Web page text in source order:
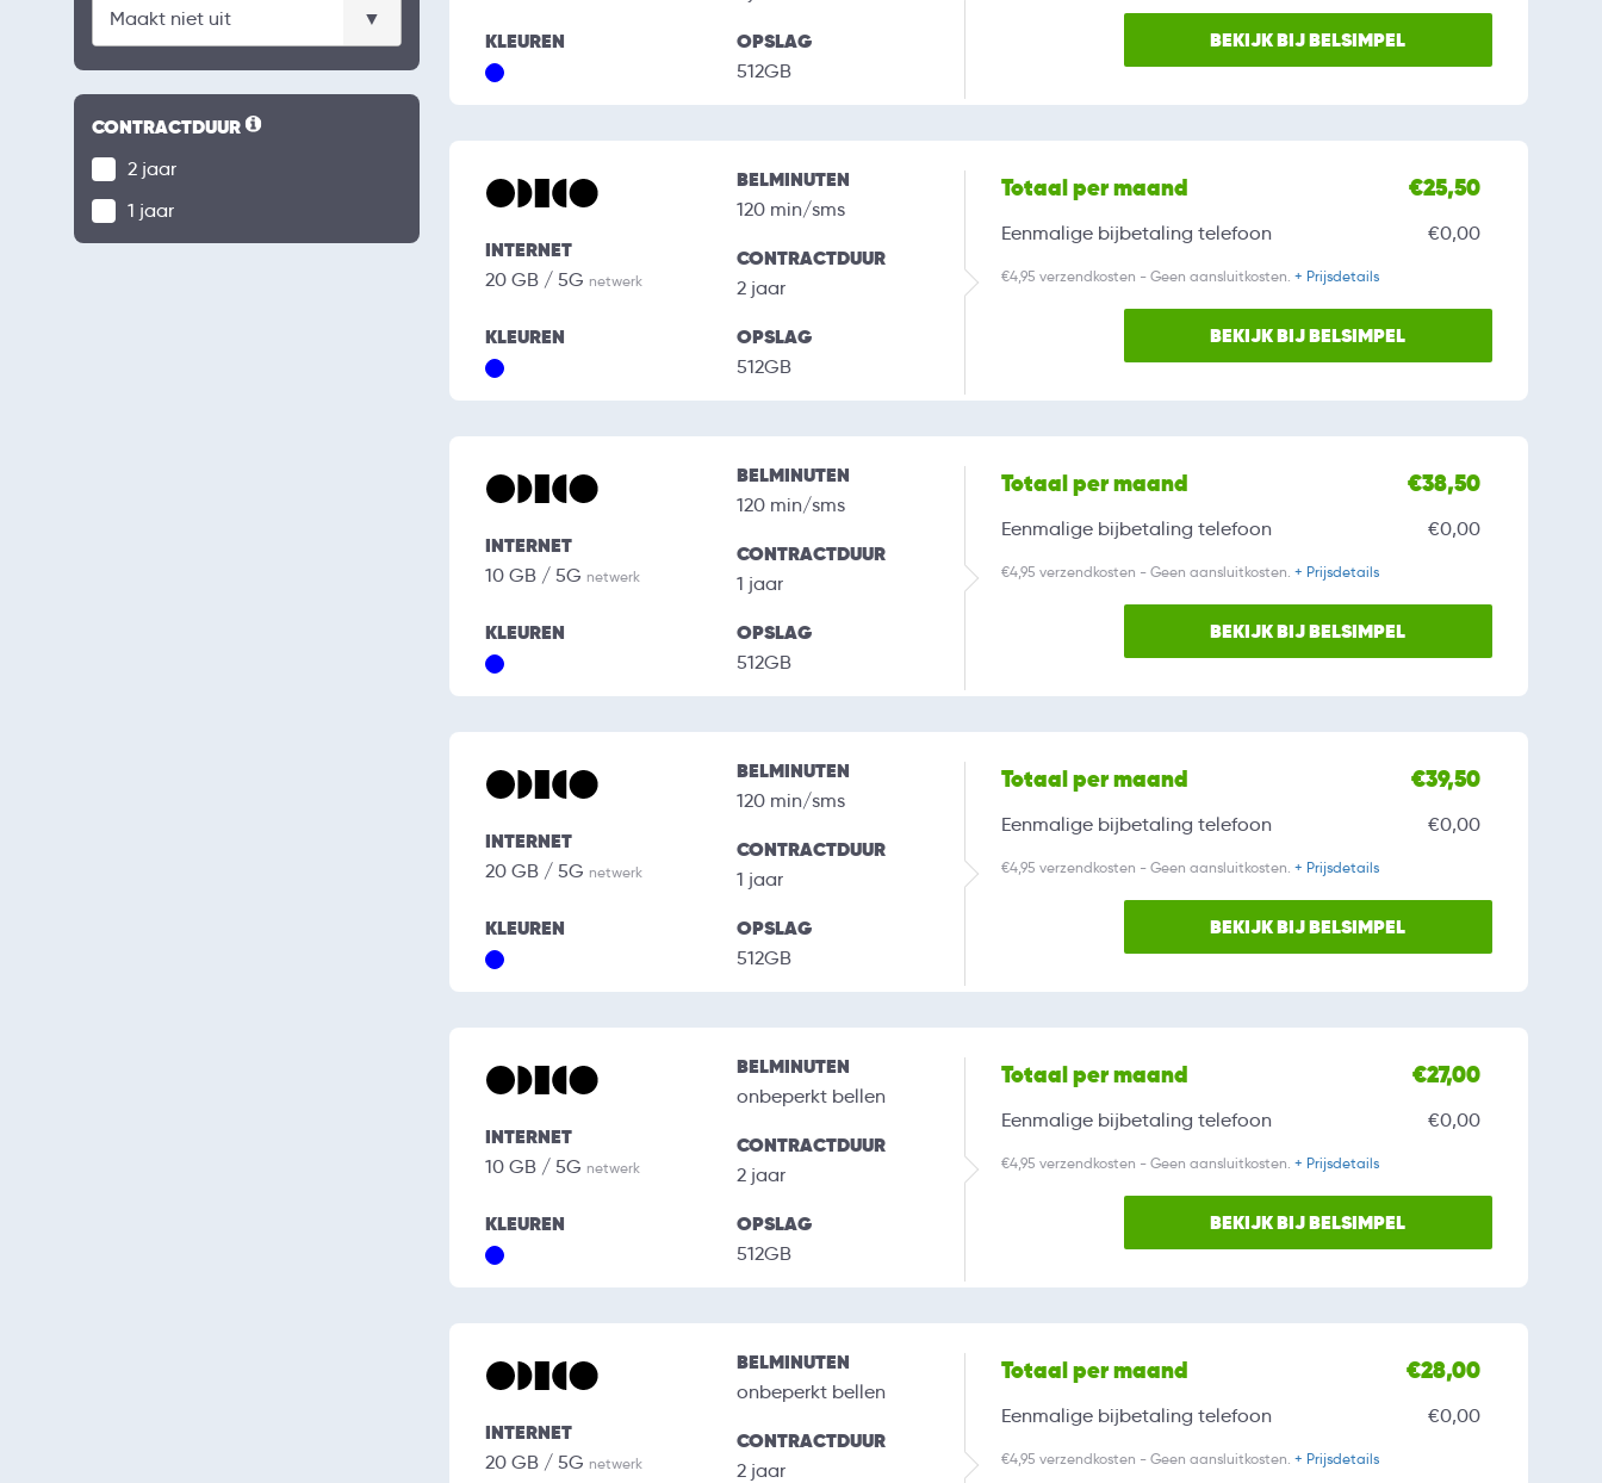
CONTRACTDUUR
2 jaar
1 jaar
KLEUREN OPSLAG
512GB
BEKIJK BIJ BELSIMPEL
INTERNET
20 GB / 5G netwerk
BELMINUTEN
120 min/sms
CONTRACTDUUR
2 jaar
KLEUREN OPSLAG
512GB
Totaal per maand €25,50
Eenmalige bijbetaling telefoon €0,00
€4,95 verzendkosten - Geen aansluitkosten. + Prijsdetails
BEKIJK BIJ BELSIMPEL
INTERNET
10 GB / 5G netwerk
BELMINUTEN
120 min/sms
CONTRACTDUUR
1 jaar
KLEUREN OPSLAG
512GB
Totaal per maand €38,50
Eenmalige bijbetaling telefoon €0,00
€4,95 verzendkosten - Geen aansluitkosten. + Prijsdetails
BEKIJK BIJ BELSIMPEL
INTERNET
20 GB / 5G netwerk
BELMINUTEN
120 min/sms
CONTRACTDUUR
1 jaar
KLEUREN OPSLAG
512GB
Totaal per maand €39,50
Eenmalige bijbetaling telefoon €0,00
€4,95 verzendkosten - Geen aansluitkosten. + Prijsdetails
BEKIJK BIJ BELSIMPEL
INTERNET
10 GB / 5G netwerk
BELMINUTEN
onbeperkt bellen
CONTRACTDUUR
2 jaar
KLEUREN OPSLAG
512GB
Totaal per maand €27,00
Eenmalige bijbetaling telefoon €0,00
€4,95 verzendkosten - Geen aansluitkosten. + Prijsdetails
BEKIJK BIJ BELSIMPEL
INTERNET
20 GB / 5G netwerk
BELMINUTEN
onbeperkt bellen
CONTRACTDUUR
2 jaar
Totaal per maand €28,00
Eenmalige bijbetaling telefoon €0,00
€4,95 verzendkosten - Geen aansluitkosten. + Prijsdetails